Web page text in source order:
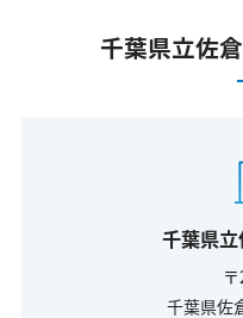
千葉県立佐
千葉県
千葉県佐